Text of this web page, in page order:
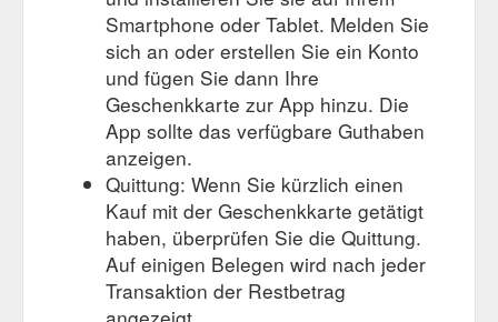
Smartphone oder Tablet. Melden Sie
sich an oder erstellen Sie ein Konto
und fügen Sie dann Ihre
Geschenkkarte zur App hinzu. Die
App sollte das verfügbare Guthaben
anzeigen.
Quittung: Wenn Sie kürzlich einen
Kauf mit der Geschenkkarte getätigt
haben, überprüfen Sie die Quittung.
Auf einigen Belegen wird nach jeder
Transaktion der Restbetrag